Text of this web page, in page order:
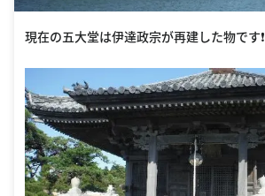
現在の五大堂は伊達政宗が再建した物です❗